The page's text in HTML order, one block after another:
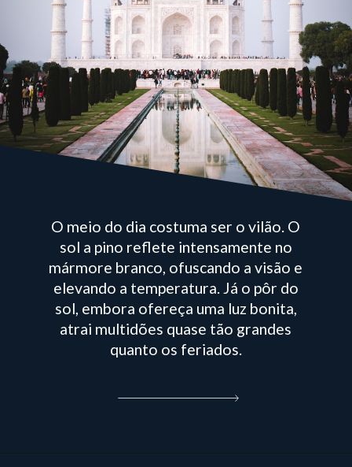
O meio do dia costuma ser o vilão. O
sol a pino reflete intensamente no
mármore branco, ofuscando a visão e
elevando a temperatura. Já o pôr do
sol, embora ofereça uma luz bonita,
atrai multidões quase tão grandes
quanto os feriados.